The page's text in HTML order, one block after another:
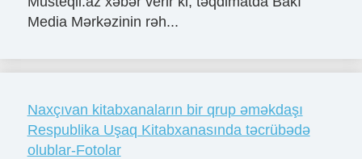
Media Mərkəzinin rəh...
Naxçıvan kitabxanaların bir qrup əməkdaşı
Respublika Uşaq Kitabxanasında təcrübədə
olublar-Fotolar